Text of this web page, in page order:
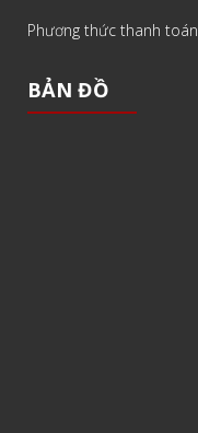
Phương thức thanh toán
BẢN ĐỒ